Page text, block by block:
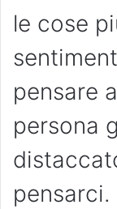
le cose
pensare
persona
pensarci.